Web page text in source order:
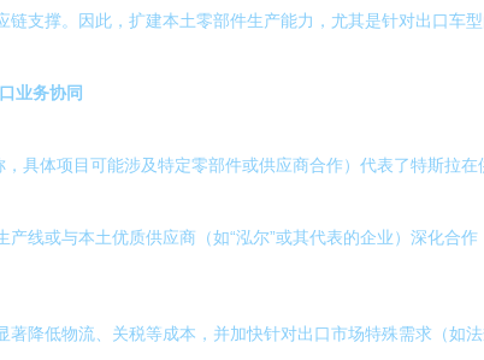
支撑。因此，扩建本土零部件生产能力，尤其是针对出口车型
业务协同
，具体项目可能涉及特定零部件或供应商合作）代表了特斯拉
产线或与本土优质供应商（如“泓尔”或其代表的企业）深化
著降低物流、关税等成本，并加快针对出口市场特殊需求（